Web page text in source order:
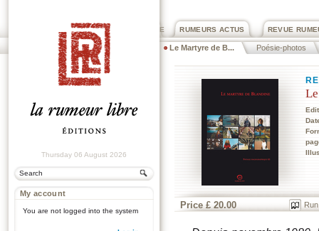
REVUE
RUMEURS ACTUS
PRIX ROGER DEXTRE
Le Martyre de B... Poésie-photos
Thursday 06 August 2026
My account
You are not logged into the system
Price £ 20.00